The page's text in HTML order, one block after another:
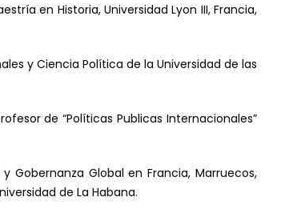
en Historia, Universidad Lyon III, Francia,
y Ciencia Política de la Universidad de las
de “Políticas Publicas Internacionales”
Gobernanza Global en Francia, Marruecos,
de La Habana.